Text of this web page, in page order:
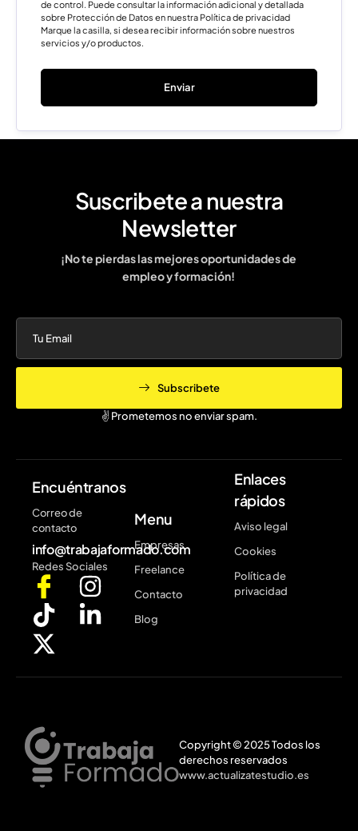
de control. Puede consultar la información adicional y detallada
sobre Protección de Datos en nuestra Política de privacidad
Marque la casilla, si desea recibir información sobre nuestros
servicios y/o productos.
Enviar
Suscribete a nuestra
Newsletter
¡No te pierdas las mejores oportunidades de
empleo y formación!
Subscribete
✌️ Prometemos no enviar spam.
Encuéntranos
Correo de
contacto
info@trabajaformado.com
Redes Sociales
Menu
Empresas
Freelance
Contacto
Blog
Enlaces
rápidos
Aviso legal
Cookies
Política de
privacidad
Copyright © 2025 Todos los
derechos reservados
www.actualizatestudio.es